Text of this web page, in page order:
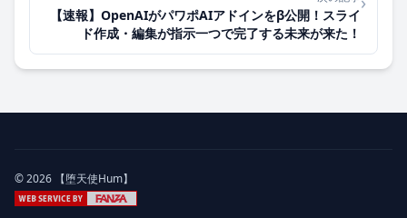
【速報】OpenAIがパワポAIアドインをβ公開！スライ
ド作成・編集が指示一つで完了する未来が来た！
© 2026 【堕天使Hum】